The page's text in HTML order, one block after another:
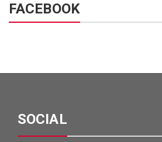
FACEBOOK
SOCIAL